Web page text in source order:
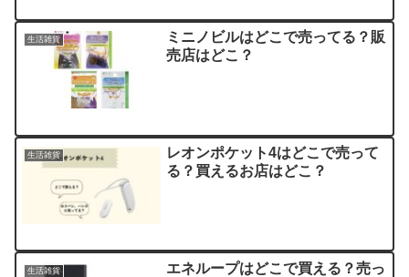
生活雑貨
ミニノビルはどこで売ってる？販
売店はどこ？
生活雑貨
レオンポケット4はどこで売って
る？買えるお店はどこ？
生活雑貨
エネループはどこで買える？売っ